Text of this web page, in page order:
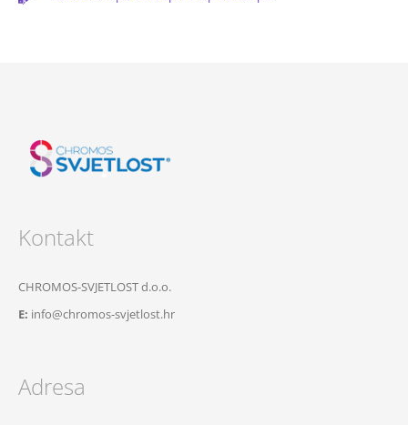
Kontakt
CHROMOS-SVJETLOST d.o.o.
E: info@chromos-svjetlost.hr
Adresa